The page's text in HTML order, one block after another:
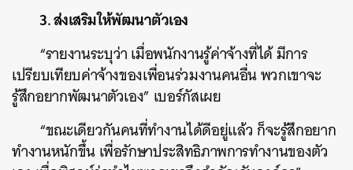
3. ส่งเสริมให้พัฒนาตัวเอง
“รายงานระบุว่า เมื่อพนักงานรู้ค่าจ้างที่ได้ มีการ
เปรียบเทียบค่าจ้างของเพื่อนร่วมงานคนอื่น พวกเขาจะ
รู้สึกอยากพัฒนาตัวเอง” เบอร์กัสเผย
“ขณะเดียวกันคนที่ทำงานได้ดีอยู่แล้ว ก็จะรู้สึกอยาก
ทำงานหนักขึ้น เพื่อรักษาประสิทธิภาพการทำงานของตัว